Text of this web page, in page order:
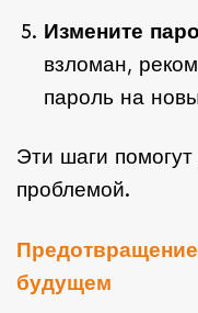
Измените
взломан,
пароль на
Эти шаги
проблемой.
будущем